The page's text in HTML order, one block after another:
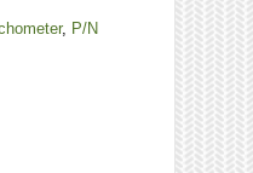
, P/N